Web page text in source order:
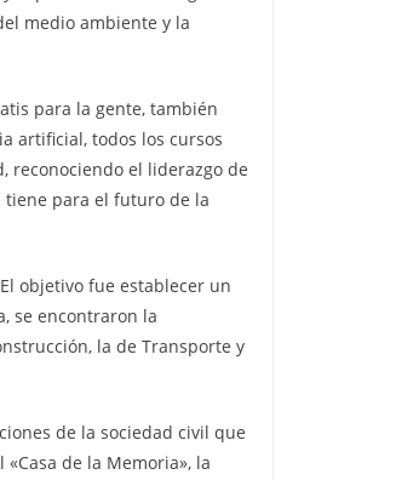
medio ambiente y la
para la gente, también
artificial, todos los cursos
reconociendo el liderazgo de
tiene para el futuro de la
objetivo fue establecer un
se encontraron la
la de Transporte y
de la sociedad civil que
de la Memoria», la